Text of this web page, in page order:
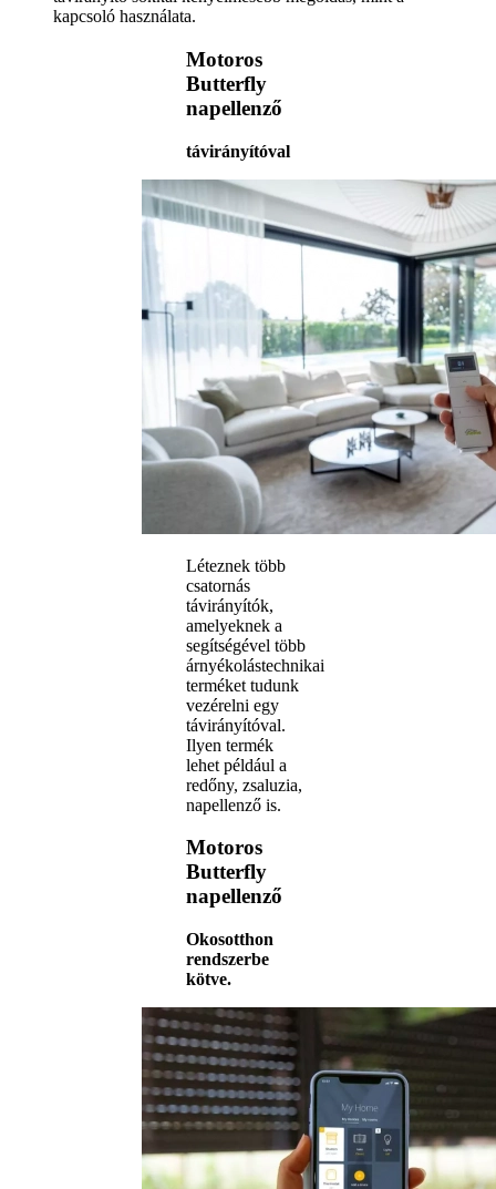
kapcsoló használata.
Motoros
Butterfly
napellenző
távirányítóval
Léteznek több
csatornás
távirányítók,
amelyeknek a
segítségével több
árnyékolástechnikai
terméket tudunk
vezérelni egy
távirányítóval.
Ilyen termék
lehet például a
redőny, zsaluzia,
napellenző is.
Motoros
Butterfly
napellenző
Okosotthon
rendszerbe
kötve.